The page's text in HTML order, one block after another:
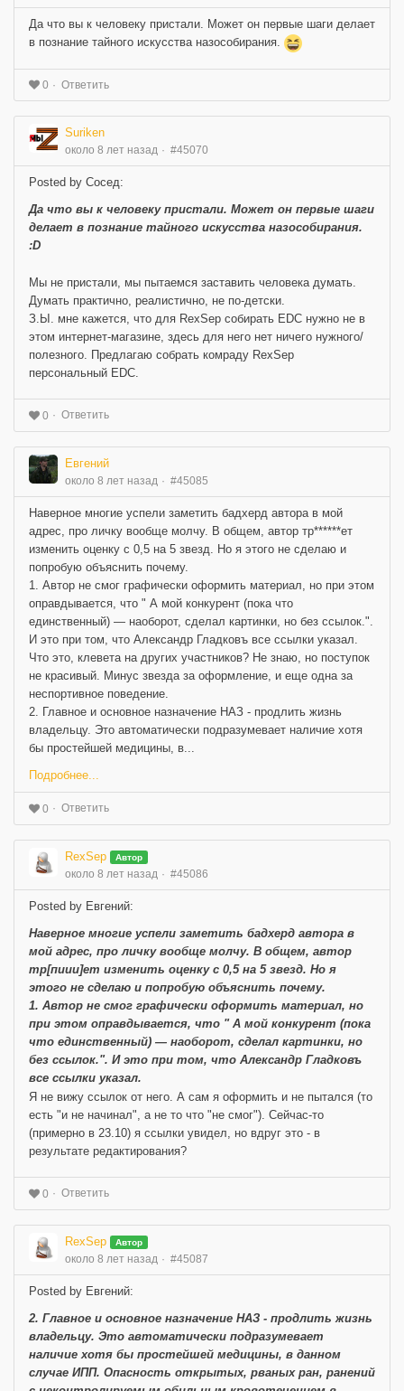
Да что вы к человеку пристали. Может он первые шаги делает
в познание тайного искусства назособирания.
0 Ответить
Suriken
около 8 лет назад #45070
Posted by Сосед:
Да что вы к человеку пристали. Может он первые шаги
делает в познание тайного искусства назособирания.
:D
Мы не пристали, мы пытаемся заставить человека думать.
Думать практично, реалистично, не по-детски.
З.Ы. мне кажется, что для RexSep собирать EDC нужно не в
этом интернет-магазине, здесь для него нет ничего нужного/
полезного. Предлагаю собрать комраду RexSep
персональный EDC.
0 Ответить
Евгений
около 8 лет назад #45085
Наверное многие успели заметить бадхерд автора в мой
адрес, про личку вообще молчу. В общем, автор тр******ет
изменить оценку с 0,5 на 5 звезд. Но я этого не сделаю и
попробую объяснить почему.
1. Автор не смог графически оформить материал, но при этом
оправдывается, что " А мой конкурент (пока что
единственный) — наоборот, сделал картинки, но без ссылок.".
И это при том, что Александр Гладковъ все ссылки указал.
Что это, клевета на других участников? Не знаю, но поступок
не красивый. Минус звезда за оформление, и еще одна за
неспортивное поведение.
2. Главное и основное назначение НАЗ - продлить жизнь
владельцу. Это автоматически подразумевает наличие хотя
бы простейшей медицины, в...
Подробнее...
0 Ответить
RexSep Автор
около 8 лет назад #45086
Posted by Евгений:
Наверное многие успели заметить бадхерд автора в
мой адрес, про личку вообще молчу. В общем, автор
тр[пиии]ет изменить оценку с 0,5 на 5 звезд. Но я
этого не сделаю и попробую объяснить почему.
1. Автор не смог графически оформить материал, но
при этом оправдывается, что " А мой конкурент (пока
что единственный) — наоборот, сделал картинки, но
без ссылок.". И это при том, что Александр Гладковъ
все ссылки указал.
Я не вижу ссылок от него. А сам я оформить и не пытался (то
есть "и не начинал", а не то что "не смог"). Сейчас-то
(примерно в 23.10) я ссылки увидел, но вдруг это - в
результате редактирования?
0 Ответить
RexSep Автор
около 8 лет назад #45087
Posted by Евгений:
2. Главное и основное назначение НАЗ - продлить жизнь
владельцу. Это автоматически подразумевает
наличие хотя бы простейшей медицины, в данном
случае ИПП. Опасность открытых, рваных ран, ранений